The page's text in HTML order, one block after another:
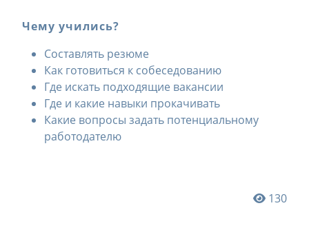
Чему учились?
Составлять резюме
Как готовиться к собеседованию
Где искать подходящие вакансии
Где и какие навыки прокачивать
Какие вопросы задать потенциальному
работодателю
130